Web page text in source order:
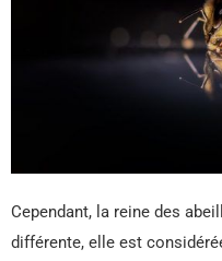
Cependant, la reine des
différente, elle est